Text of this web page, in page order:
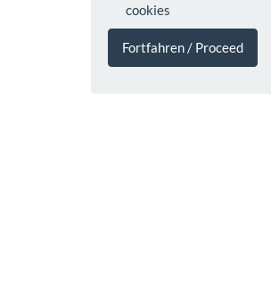
cookies
Fortfahren / Proceed